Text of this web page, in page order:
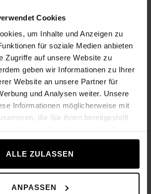
Cookies
um Inhalte und Anzeigen zu
für soziale Medien anbieten
Zugriffe auf unsere Website zu
geben wir Informationen zu Ihrer
Website an unsere Partner für
und Analysen weiter. Unsere
Informationen möglicherweise mit
die Sie ihnen bereitgestellt
im Rahmen Ihrer Nutzung der Dienste
ALLE ZULASSEN
ANPASSEN